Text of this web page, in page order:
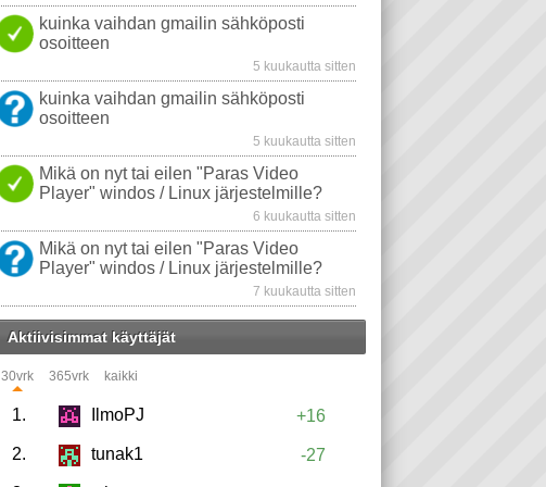
kuinka vaihdan gmailin sähköposti
osoitteen
5 kuukautta sitten
kuinka vaihdan gmailin sähköposti
osoitteen
5 kuukautta sitten
Mikä on nyt tai eilen "Paras Video
Player" windos / Linux järjestelmille?
6 kuukautta sitten
Mikä on nyt tai eilen "Paras Video
Player" windos / Linux järjestelmille?
7 kuukautta sitten
Aktiivisimmat käyttäjät
30vrk 365vrk kaikki
1. IlmoPJ +16
2. tunak1 -27